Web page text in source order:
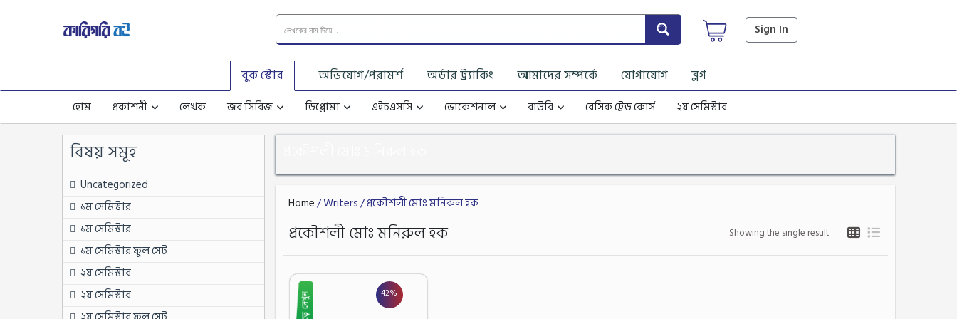
Sign In
বুক স্টোর অভিযোগ/পরামর্শ অর্ডার ট্র্যাকিং আমাদের সম্পর্কে যোগাযোগ ব্লগ
হোম প্রকাশনী লেখক জব সিরিজ ডিপ্লোমা এইচএসসি ভোকেশনাল বাউবি বেসিক ট্রেড কোর্স ২য় সেমিস্টার
বিষয় সমূহ
Uncategorized
১ম সেমিস্টার
১ম সেমিস্টার
১ম সেমিস্টার ফুল সেট
২য় সেমিস্টার
২য় সেমিস্টার
Home/ Writers / প্রকৌশলী মোঃ মনিরুল হক
প্রকৌশলী মোঃ মনিরুল হক Showing the single result
42%